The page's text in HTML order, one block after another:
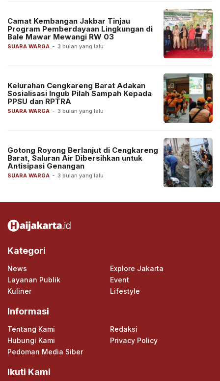
SUARA WARGA - 3 bulan yang lalu
Camat Kembangan Jakbar Tinjau
Program Pemberdayaan Lingkungan di
Bale Mawar Mewangi RW 03
SUARA WARGA - 3 bulan yang lalu
Kelurahan Cengkareng Barat Adakan
Sosialisasi Ingub Pilah Sampah Kepada
PPSU dan RPTRA
SUARA WARGA - 3 bulan yang lalu
Gotong Royong Berlanjut di Cengkareng
Barat, Saluran Air Dibersihkan untuk
Antisipasi Genangan
Kategori
News
Explore Jakarta
Layanan Publik
Event
Kuliner
Lifestyle
Informasi
Tentang Kami
Redaksi
Hubungi Kami
Privacy Policy
Pedoman Media Siber
Ikuti Kami